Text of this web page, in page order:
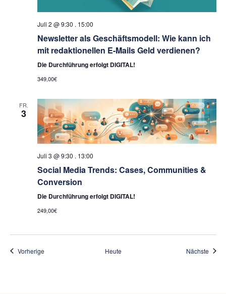
Juli 2 @ 9:30 . 15:00
Newsletter als Geschäftsmodell: Wie kann ich
mit redaktionellen E-Mails Geld verdienen?
Die Durchführung erfolgt DIGITAL!
349,00€
FR.
3
Juli 3 @ 9:30 . 13:00
Social Media Trends: Cases, Communities &
Conversion
Die Durchführung erfolgt DIGITAL!
249,00€
VorherigeVeranstaltungen Heute Nächste